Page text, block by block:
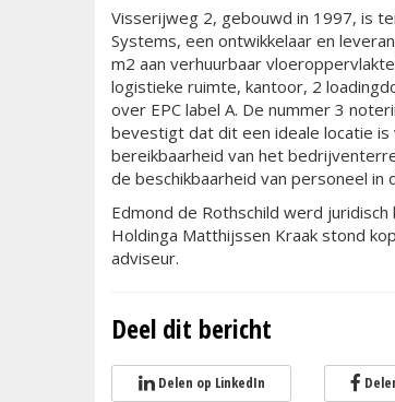
Visserijweg 2, gebouwd in 1997, is
Systems, een ontwikkelaar en
m2 aan verhuurbaar
logistieke ruimte, kantoor, 2
over EPC label A. De nummer 3
bevestigt dat dit een ideale locatie
bereikbaarheid van het
de beschikbaarheid van personeel in
Edmond de Rothschild werd
Holdinga Matthijssen Kraak stond
adviseur.
Deel dit bericht
Delen op LinkedIn